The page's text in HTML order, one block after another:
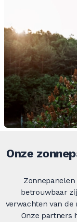
Onze
betrouwbaar
verwachten van de
Onze partners